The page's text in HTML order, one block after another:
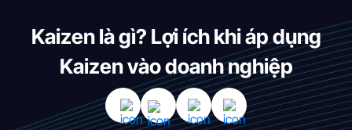
Kaizen là gì? Lợi ích khi áp dụng
Kaizen vào doanh nghiệp